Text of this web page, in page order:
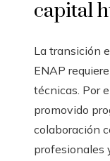
capital
La transición
ENAP
técnicas. Por
promovido
colaboración
profesionales